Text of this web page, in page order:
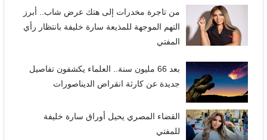
من تاجرة مخدرات إلى هتك عرض شاب.. أبرز
التهم الموجهة للمذيعة سارة خليفة بانتظار رأي
المفتي
بعد 66 مليون سنة.. العلماء يكشفون تفاصيل
جديدة عن كارثة انقراض الديناصورات
القضاء المصري يحيل أوراق سارة خليفة
للمفتي